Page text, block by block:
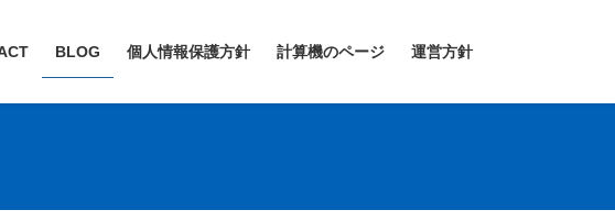
BLOG 個人情報保護方針 計算機のページ 運営方針